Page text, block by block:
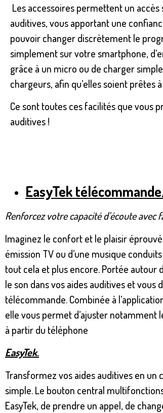
Les accessoires permettent un
auditives, vous apportant une
pouvoir changer discrètement le
simplement sur votre smartphone,
grâce à un micro ou de charger
chargeurs, afin qu’elles soient prêtes
Ce sont toutes ces facilités que vous
auditives !
EasyTek
Renforcez votre capacité d’écoute avec
Imaginez le confort et le plaisir
émission TV ou d’une musique
tout cela et plus encore. Portée
le son dans vos aides auditives et
télécommande. Combinée à
elle vous permet d’ajuster
à partir du téléphone
EasyTek.
Transformez vos aides auditives en
simple. Le bouton central
EasyTek, de prendre un appel, de